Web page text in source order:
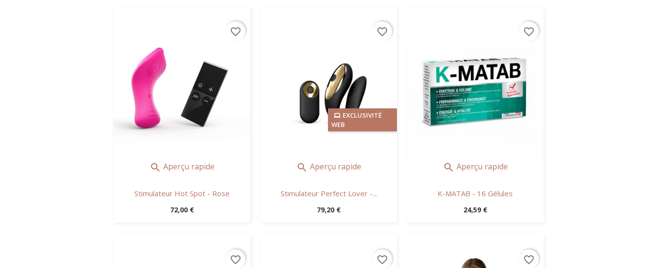
 Aperçu rapide
Stimulateur Hot Spot - Rose
Prix
72,00 €
favorite_border
EXCLUSIVITÉ
WEB
 Aperçu rapide
Stimulateur Perfect Lover -...
Prix
79,20 €
favorite_border
 Aperçu rapide
K-MATAB - 16 Gélules
Prix
24,59 €
favorite_border
favorite_border favorite_border favorite_border